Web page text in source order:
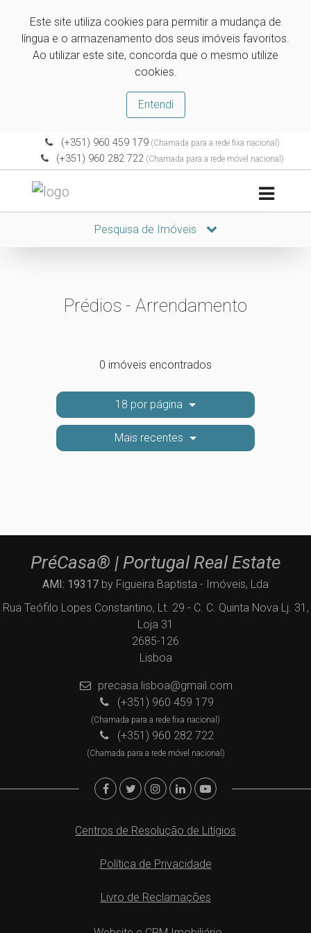
Este site utiliza cookies para permitir a mudança de
língua e o armazenamento dos seus imóveis favoritos.
Ao utilizar este site, concorda que o mesmo utilize
cookies.
Entendi
(+351) 960 459 179(Chamada para a rede fixa nacional)
(+351) 960 282 722 (Chamada para a rede móvel nacional)
Pesquisa de Imóveis
Prédios - Arrendamento
0 imóveis encontrados
18 por página
Mais recentes
PréCasa® | Portugal Real Estate
AMI: 19317 by Figueira Baptista - Imóveis, Lda
Rua Teófilo Lopes Constantino, Lt. 29 - C. C. Quinta Nova Lj. 31,
Loja 31
2685-126
Lisboa
precasa.lisboa@gmail.com
(+351) 960 459 179
(Chamada para a rede fixa nacional)
(+351) 960 282 722
(Chamada para a rede móvel nacional)
Centros de Resolução de Litígios
Política de Privacidade
Livro de Reclamações